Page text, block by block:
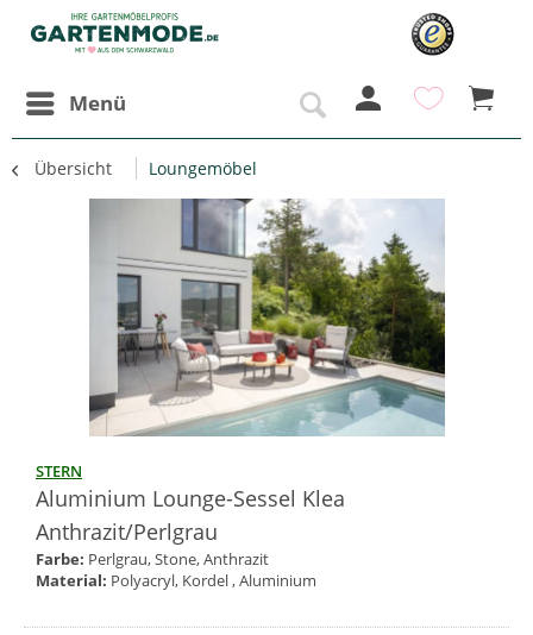
Menü
Übersicht Loungemöbel
STERN
Aluminium Lounge-Sessel Klea
Anthrazit/Perlgrau
Farbe: Perlgrau, Stone, Anthrazit
Material: Polyacryl, Kordel , Aluminium